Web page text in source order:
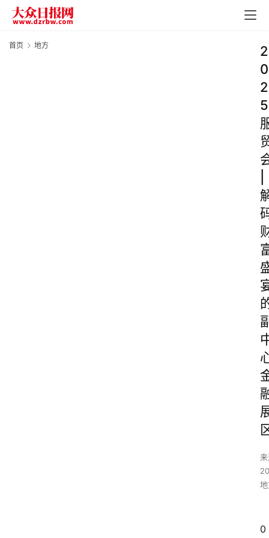
首页 地方
2
0
2
5
0